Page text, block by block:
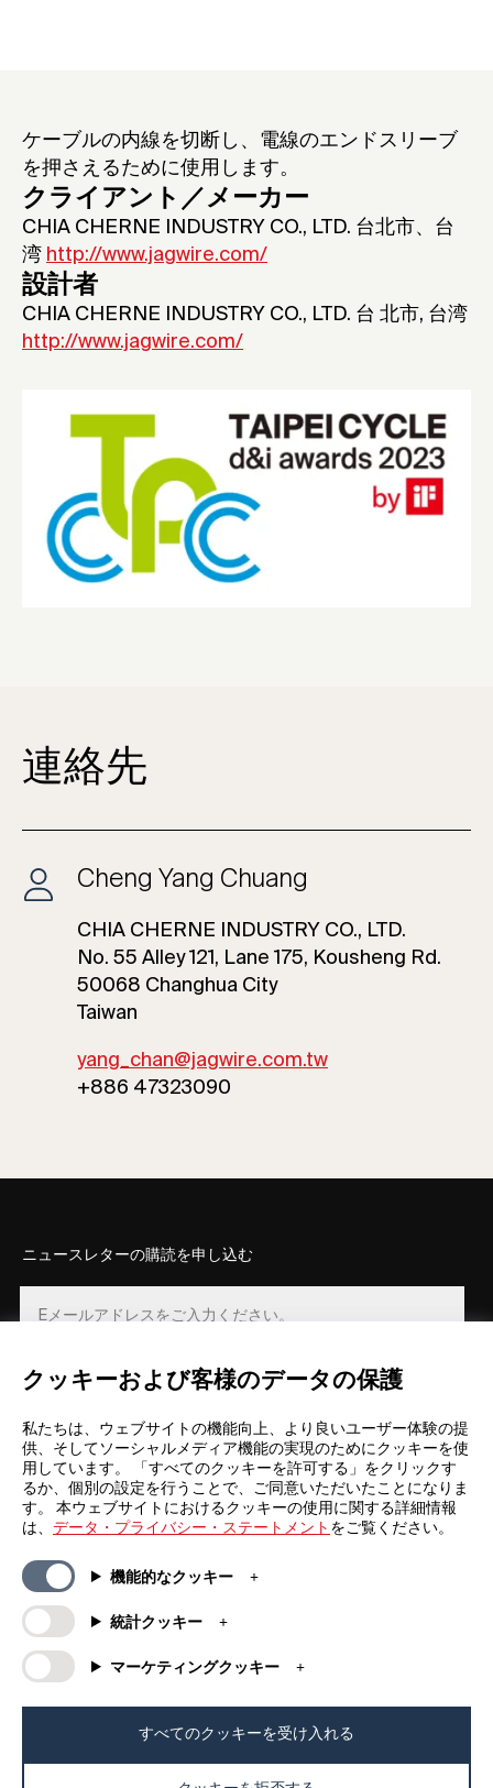
クッキーおよび客様のデータの保護
私たちは、ウェブサイトの機能向上、より良いユーザー体験の提
供、そしてソーシャルメディア機能の実現のためにクッキーを使
用しています。 「すべてのクッキーを許可する」をクリックす
るか、個別の設定を行うことで、ご同意いただいたことになりま
す。 本ウェブサイトにおけるクッキーの使用に関する詳細情報
は、 データ・プライバシー・ステートメント をご覧ください。
機能的なクッキー
統計クッキー
マーケティングクッキー
すべてのクッキーを受け入れる
ケーブルの内線を切断し、電線のエンドスリーブ
を押さえるために使用します。
クライアント／メーカー
CHIA CHERNE INDUSTRY CO., LTD. 台北市、台
湾 http://www.jagwire.com/
設計者
CHIA CHERNE INDUSTRY CO., LTD. 台 北市, 台湾
http://www.jagwire.com/
連絡先
Cheng Yang Chuang
CHIA CHERNE INDUSTRY CO., LTD.
No. 55 Alley 121, Lane 175, Kousheng Rd.
50068 Changhua City
Taiwan
yang_chan@jagwire.com.tw
+886 47323090
FAQs
ダウンロード資料
利用規約
抽選規約
my iF
ニュース / プレスリリース
連絡先
iFデザインアカデミー
ニュースレターの購読を申し込む
登録